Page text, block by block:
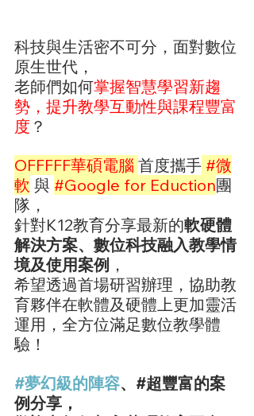
科技與生活密不可分，面對數位
原生世代，
老師們如何掌握智慧學習新趨
勢，提升教學互動性與課程豐富
度 ？
OFFFFF華碩電腦 首度攜手 #微
軟 與 #Google for Eduction團
隊，
針對K12教育分享最新的軟硬體
解決方案、數位科技融入教學情
境及使用案例 ，
希望透過首場研習辦理，協助教
育夥伴在軟體及硬體上更加靈活
運用，全方位滿足數位教學體
驗！
#夢幻級的陣容、#超豐富的案
例分享，